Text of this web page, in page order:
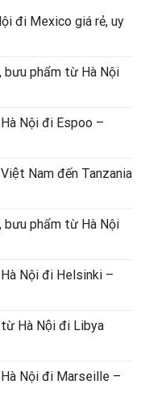
đi Mexico giá rẻ, uy
bưu phẩm từ Hà Nội
Nội đi Espoo –
Nam đến Tanzania
bưu phẩm từ Hà Nội
Hà Nội đi Helsinki –
từ Hà Nội đi Libya
Hà Nội đi Marseille –